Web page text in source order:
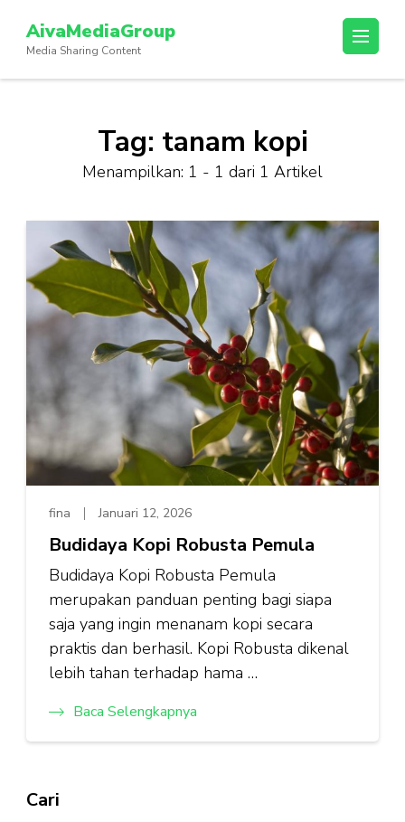
konten
(Tekan
AivaMediaGroup
Media Sharing Content
Tag: tanam kopi
Menampilkan: 1 - 1 dari 1 Artikel
fina Januari 12, 2026
Budidaya Kopi Robusta Pemula
Budidaya Kopi Robusta Pemula
merupakan panduan penting bagi siapa
saja yang ingin menanam kopi secara
praktis dan berhasil. Kopi Robusta dikenal
lebih tahan terhadap hama …
Baca Selengkapnya
Cari